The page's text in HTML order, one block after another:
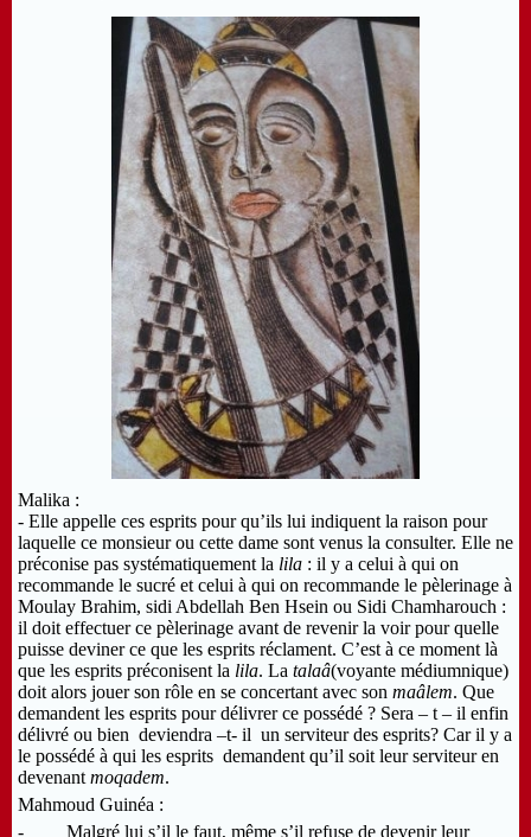
Malika :
- Elle appelle ces esprits pour qu’ils lui indiquent la raison pour
laquelle ce monsieur ou cette dame sont venus la consulter. Elle ne
préconise pas systématiquement la lila : il y a celui à qui on
recommande le sucré et celui à qui on recommande le pèlerinage à
Moulay Brahim, sidi Abdellah Ben Hsein ou Sidi Chamharouch :
il doit effectuer ce pèlerinage avant de revenir la voir pour quelle
puisse deviner ce que les esprits réclament. C’est à ce moment là
que les esprits préconisent la lila. La talaâ(voyante médiumnique)
doit alors jouer son rôle en se concertant avec son maâlem. Que
demandent les esprits pour délivrer ce possédé ? Sera – t – il enfin
délivré ou bien deviendra –t- il un serviteur des esprits? Car il y a
le possédé à qui les esprits demandent qu’il soit leur serviteur en
devenant moqadem.
Mahmoud Guinéa :
- Malgré lui s’il le faut, même s’il refuse de devenir leur